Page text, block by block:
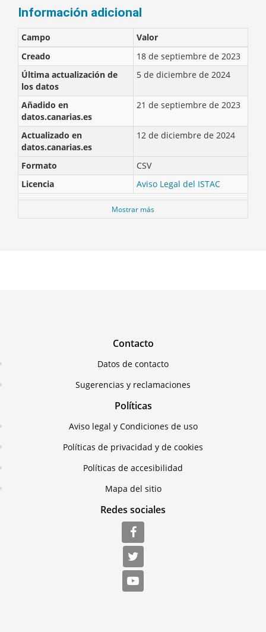
Información adicional
Campo
Valor
Creado
18 de septiembre de 2023
Última actualización de
los datos
5 de diciembre de 2024
Añadido en
datos.canarias.es
21 de septiembre de 2023
Actualizado en
datos.canarias.es
12 de diciembre de 2024
Formato
CSV
Licencia
Aviso Legal del ISTAC
Mostrar más
Contacto
Datos de contacto
Sugerencias y reclamaciones
Políticas
Aviso legal y Condiciones de uso
Políticas de privacidad y de cookies
Políticas de accesibilidad
Mapa del sitio
Redes sociales